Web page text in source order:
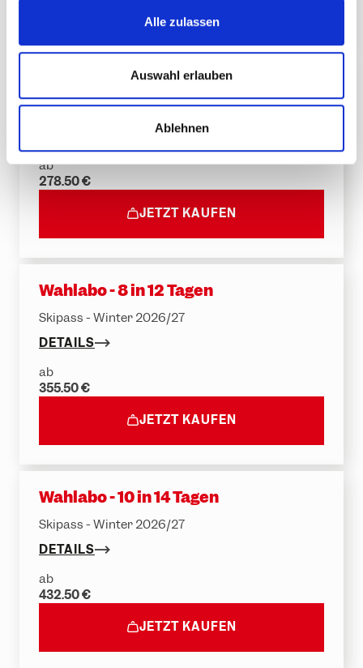
Alle zulassen
Auswahl erlauben
Ablehnen
Wahlabo - 5 in 6 Tagen
Skipass - Winter 2026/27
ab
278.50 €
JETZT KAUFEN
Wahlabo - 8 in 12 Tagen
Skipass - Winter 2026/27
DETAILS
ab
355.50 €
JETZT KAUFEN
Wahlabo - 10 in 14 Tagen
Skipass - Winter 2026/27
DETAILS
ab
432.50 €
JETZT KAUFEN